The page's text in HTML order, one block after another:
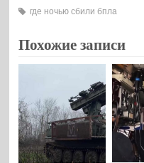
где ночью сбили бпла
Похожие записи